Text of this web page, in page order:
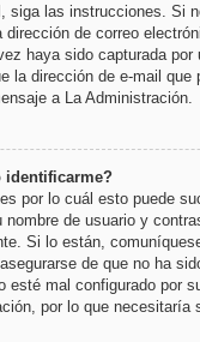
siga las instrucciones. Si
de correo
haya sido capturada por
la dirección de e-mail que
a La Administración.
identificarme?
por lo cuál esto puede
nombre de usuario y
Si lo están,
de que no ha
esté mal configurado por
por lo que necesitaría